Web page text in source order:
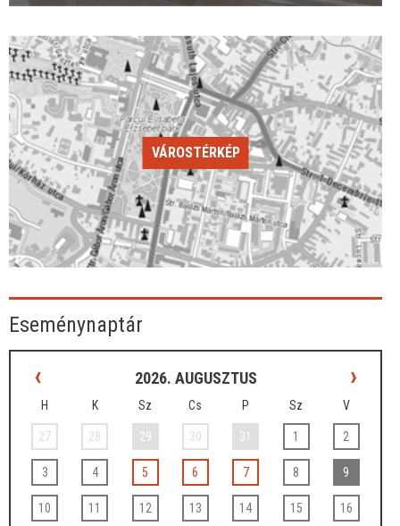
VÁROSTÉRKÉP
Eseménynaptár
‹ 2026. AUGUSZTUS ›
H K Sz Cs P Sz V
27 28 29 30 31 1 2
3 4 5 6 7 8 9
10 11 12 13 14 15 16